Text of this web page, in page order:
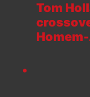
Tom